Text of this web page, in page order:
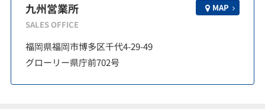
九州営業所
SALES OFFICE
MAP
福岡県福岡市博多区千代4-29-49
グローリー県庁前702号